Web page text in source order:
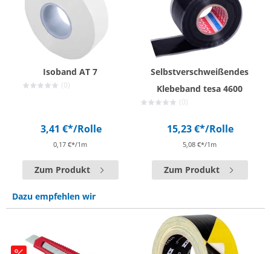
Isoband AT 7
(0)
3,41 €*/Rolle
0,17 €*/1m
Zum Produkt
Selbstverschweißendes
Klebeband tesa 4600
(0)
15,23 €*/Rolle
5,08 €*/1m
Zum Produkt
Dazu empfehlen wir